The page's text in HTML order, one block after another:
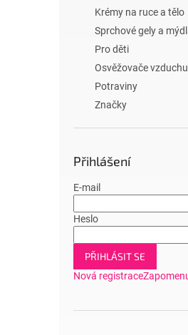
Krémy na ruce a tělo
Sprchové gely a
Pro děti
Osvěžovače vzduchu
Potraviny
Značky
Přihlášení
E-mail
Heslo
PŘIHLÁSIT SE
Nová registrace